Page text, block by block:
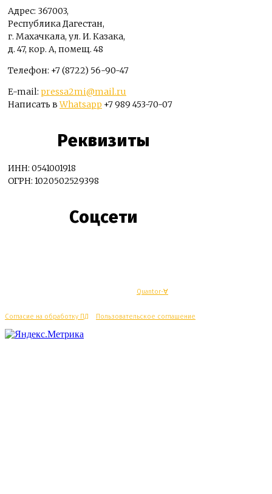
Адрес: 367003,
Республика Дагестан,
г. Махачкала, ул. И. Казака,
д. 47, кор. А, помещ. 48
Телефон: +7 (8722) 56-90-47
E-mail: pressa2mi@mail.ru
Написать вWhatsapp +7 989 453-70-07
Реквизиты
ИНН: 0541001918
ОГРН: 1020502529398
Соцсети
Quantor-∀
Согласие на обработку ПД Пользовательское соглашение